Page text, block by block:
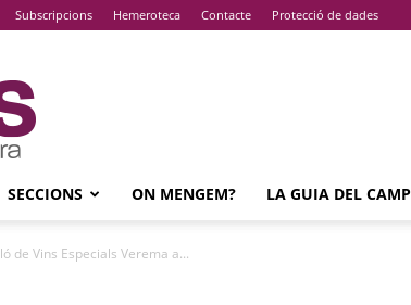
Subscripcions Hemeroteca Contacte Protecció de dades
SECCIONS ON MENGEM? LA GUIA DEL CAMP
de Vins Especials Verema a...